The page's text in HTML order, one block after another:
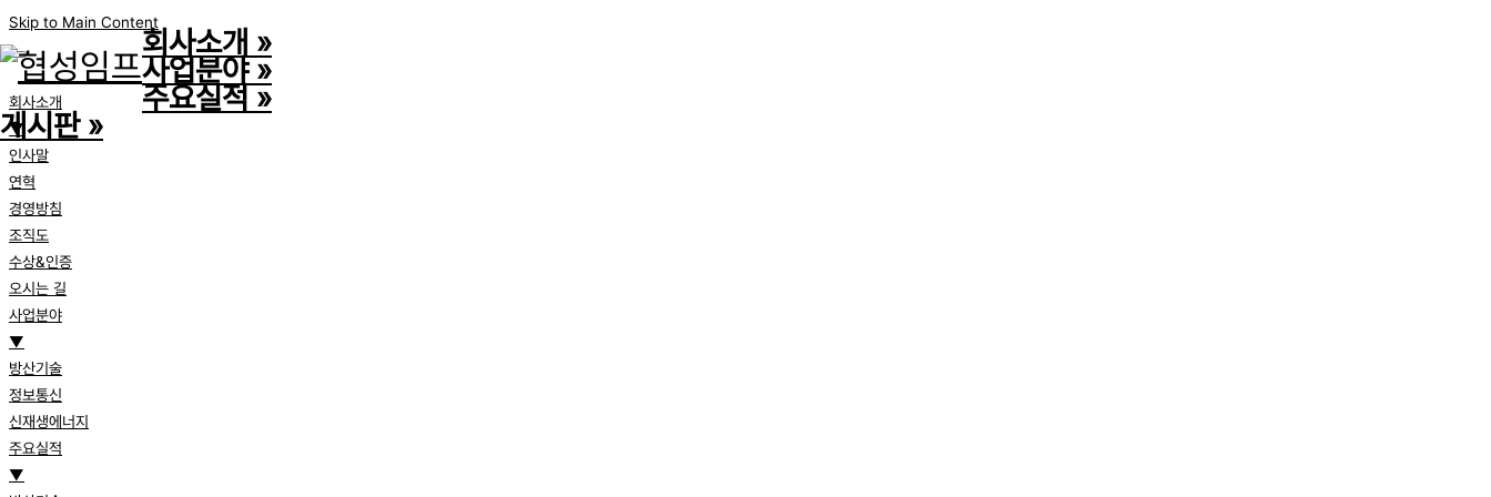
Skip to Main Content
회사소개
▼
인사말
연혁
경영방침
조직도
수상&인증
오시는 길
사업분야
▼
방산기술
정보통신
신재생에너지
주요실적
▼
회사소개 »
사업분야»
주요실적»
게시판»